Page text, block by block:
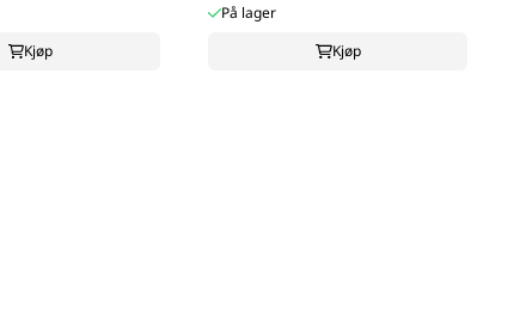
Kjøp
På lager
Kjøp